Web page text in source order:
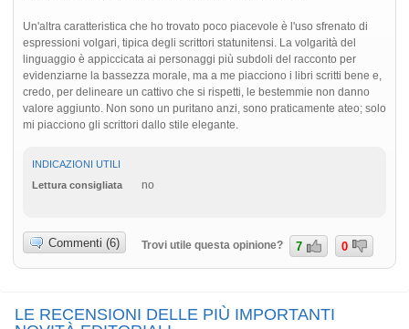
Un'altra caratteristica che ho trovato poco piacevole è l'uso sfrenato di
espressioni volgari, tipica degli scrittori statunitensi. La volgarità del
linguaggio è appiccicata ai personaggi più subdoli del racconto per
evidenziarne la bassezza morale, ma a me piacciono i libri scritti bene e,
credo, per delineare un cattivo che si rispetti, le bestemmie non danno
valore aggiunto. Non sono un puritano anzi, sono praticamente ateo; solo
mi piacciono gli scrittori dallo stile elegante.
INDICAZIONI UTILI
Lettura consigliata
no
Commenti (6) Trovi utile questa opinione? 7 0
LE RECENSIONI DELLE PIÙ IMPORTANTI